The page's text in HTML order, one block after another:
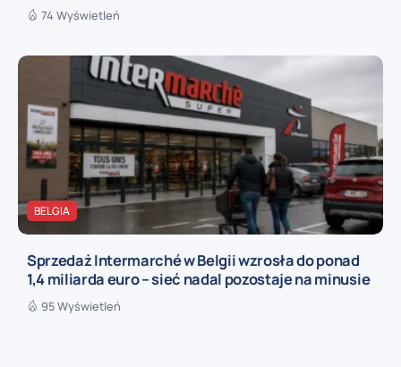
74 Wyświetleń
BELGIA
Sprzedaż Intermarché w Belgii wzrosła do ponad
1,4 miliarda euro – sieć nadal pozostaje na minusie
95 Wyświetleń